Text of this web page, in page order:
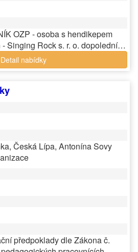
OZP - osoba s hendikepem
Singing Rock s. r. o. dopolední…
Detail nabídky
Česká Lípa, Antonína Sovy
předpoklady dle Zákona č.